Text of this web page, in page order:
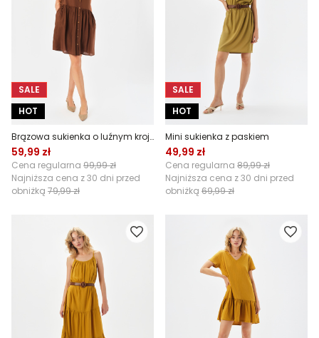
SALE
HOT
Brązowa sukienka o luźnym kroju
59,99 zł
Cena regularna 99,99 zł
Najniższa cena z 30 dni przed
obniżką 79,99 zł
SALE
HOT
Mini sukienka z paskiem
49,99 zł
Cena regularna 89,99 zł
Najniższa cena z 30 dni przed
obniżką 69,99 zł